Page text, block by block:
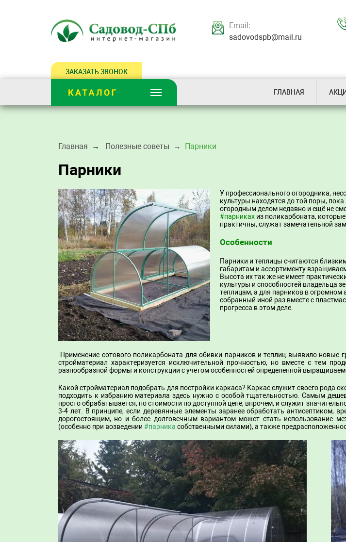
Email:
sadovodspb@mail.ru
ЗАКАЗАТЬ ЗВОНОК
ГЛАВНАЯ
Главная Полезные советы Парники
Парники
У профессионального огородника,
культуры находятся до той поры, пока
огородным делом недавно и ещё не
#парниках из поликарбоната,
практичны, служат замечательной
Особенности
Парники и теплицы считаются
габаритам и ассортименту
Высота их так же не имеет
культуры и способностей владельца
теплицам, а для парников в огромном
собранный иной раз вместе с
прогресса в этом деле.
Применение сотового поликарбоната для обивки парников и теплиц выявило новые
стройматериал характеризуется исключительной прочностью, но вместе с тем
разнообразной формы и конструкции с учетом особенностей определенной
Какой стройматериал подобрать для постройки каркаса? Каркас служит своего рода
подходить к избранию материала здесь нужно с особой тщательностью. Самым
просто обрабатывается, по стоимости по доступной цене, впрочем, и служит
3-4 лет. В принципе, если деревянные элементы заранее обработать антисептиком,
дорогостоящим, но и более долговечным вариантом может стать использование
(особенно при возведении #парника собственными силами), а также